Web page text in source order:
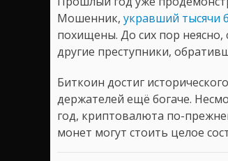
Мошенник, укравший тысячи
похищены. До сих пор
другие преступники,
Биткоин достиг
держателей ещё богаче.
год, криптовалюта по-
монет могут стоить целое